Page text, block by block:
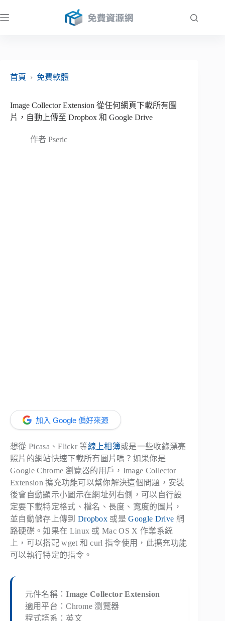
至
首頁
› 免費軟體
Image Collector Extension 從任何網頁下載所有圖
片，自動上傳至 Dropbox 和 Google Drive
作者 Pseric
加入 Google 偏好來源
想從 Picasa、Flickr 等線上相簿或是一些收錄漂亮
照片的網站快速下載所有圖片嗎？如果你是
Google Chrome 瀏覽器的用戶，Image Collector
Extension 擴充功能可以幫你解決這個問題，安裝
後會自動顯示小圖示在網址列右側，可以自行設
定要下載特定格式、檔名、長度、寬度的圖片，
並自動儲存上傳到 Dropbox 或是Google Drive 網
路硬碟。如果在 Linux 或 Mac OS X 作業系統
上，可以搭配 wget 和 curl 指令使用，此擴充功能
可以執行特定的指令。
元件名稱：Image Collector Extension
適用平台：Chrome 瀏覽器
程式語系：英文